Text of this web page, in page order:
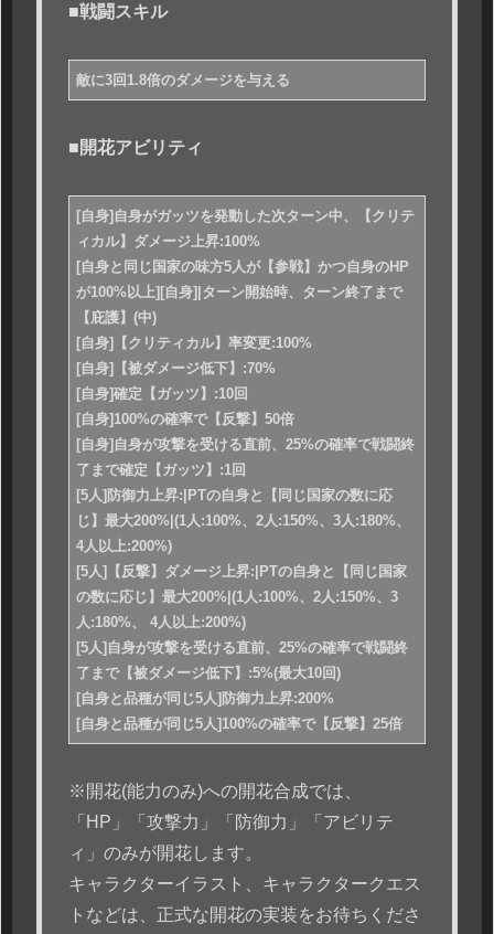
■戦闘スキル
敵に3回1.8倍のダメージを与える
■開花アビリティ
[自身]自身がガッツを発動した次ターン中、【クリテ
ィカル】ダメージ上昇:100%
[自身と同じ国家の味方5人が【参戦】かつ自身のHP
が100%以上][自身]|ターン開始時、ターン終了まで
【庇護】(中)
[自身]【クリティカル】率変更:100%
[自身]【被ダメージ低下】:70%
[自身]確定【ガッツ】:10回
[自身]100%の確率で【反撃】50倍
[自身]自身が攻撃を受ける直前、25%の確率で戦闘終
了まで確定【ガッツ】:1回
[5人]防御力上昇:|PTの自身と【同じ国家の数に応
じ】最大200%|(1人:100%、2人:150%、3人:180%、
4人以上:200%)
[5人]【反撃】ダメージ上昇:|PTの自身と【同じ国家
の数に応じ】最大200%|(1人:100%、2人:150%、3
人:180%、 4人以上:200%)
[5人]自身が攻撃を受ける直前、25%の確率で戦闘終
了まで【被ダメージ低下】:5%(最大10回)
[自身と品種が同じ5人]防御力上昇:200%
[自身と品種が同じ5人]100%の確率で【反撃】25倍
※開花(能力のみ)への開花合成では、
「HP」「攻撃力」「防御力」「アビリテ
ィ」のみが開花します。
キャラクターイラスト、キャラクタークエス
トなどは、正式な開花の実装をお待ちくださ